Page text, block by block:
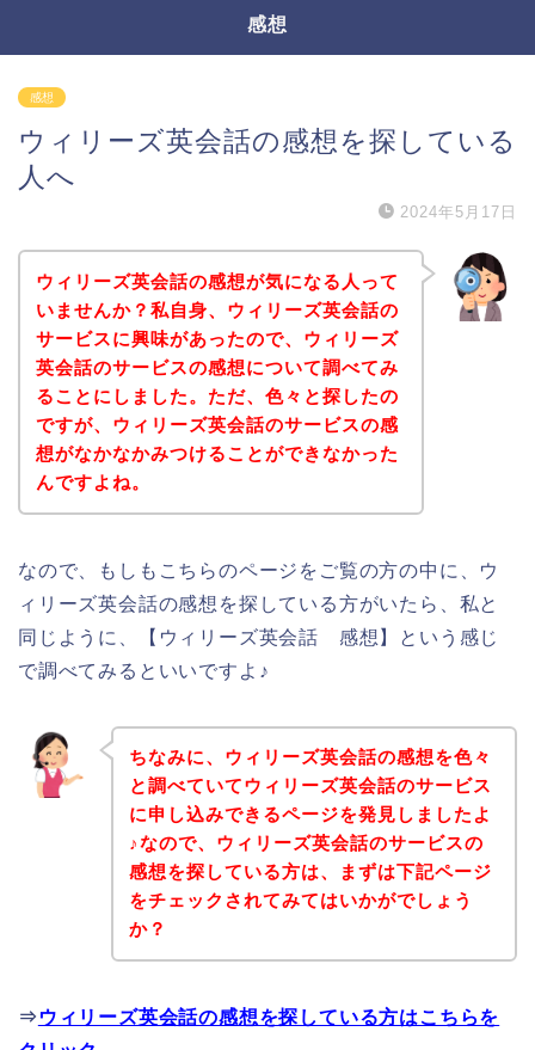
感想
感想
ウィリーズ英会話の感想を探している
人へ
2024年5月17日
ウィリーズ英会話の感想が気になる人って
いませんか？私自身、ウィリーズ英会話の
サービスに興味があったので、ウィリーズ
英会話のサービスの感想について調べてみ
ることにしました。ただ、色々と探したの
ですが、ウィリーズ英会話のサービスの感
想がなかなかみつけることができなかった
んですよね。
なので、もしもこちらのページをご覧の方の中に、ウ
ィリーズ英会話の感想を探している方がいたら、私と
同じように、【ウィリーズ英会話 感想】という感じ
で調べてみるといいですよ♪
ちなみに、ウィリーズ英会話の感想を色々
と調べていてウィリーズ英会話のサービス
に申し込みできるページを発見しましたよ
♪なので、ウィリーズ英会話のサービスの
感想を探している方は、まずは下記ページ
をチェックされてみてはいかがでしょう
か？
⇒ ウィリーズ英会話の感想を探している方はこちらを